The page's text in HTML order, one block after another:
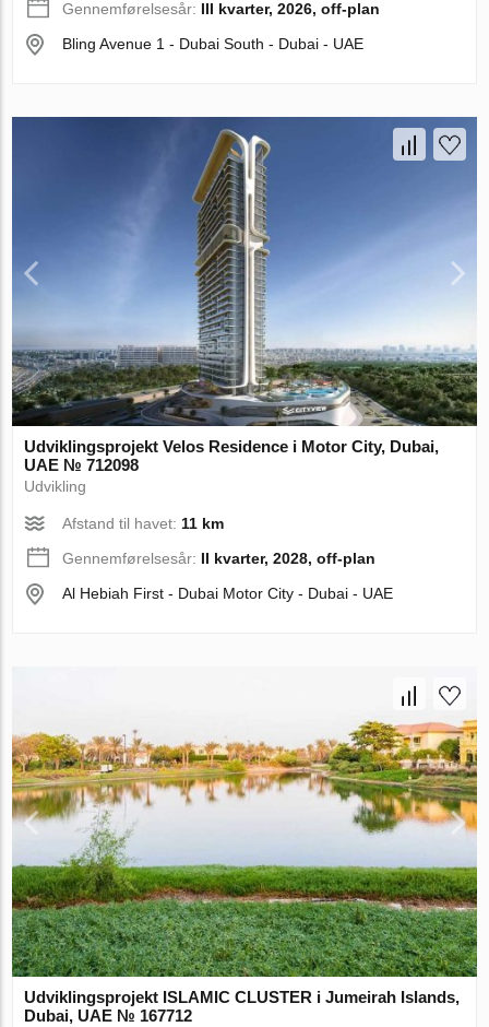
Gennemførelsesår: III kvarter, 2026, off-plan
Bling Avenue 1 - Dubai South - Dubai - UAE
Udviklingsprojekt Velos Residence i Motor City, Dubai,
UAE № 712098
Udvikling
Afstand til havet:11 km
Gennemførelsesår: II kvarter, 2028, off-plan
Al Hebiah First - Dubai Motor City - Dubai - UAE
Udviklingsprojekt ISLAMIC CLUSTER i Jumeirah Islands,
Dubai, UAE № 167712